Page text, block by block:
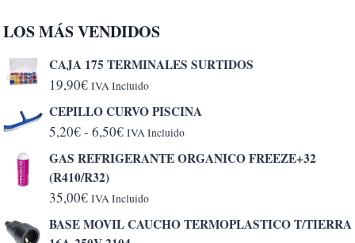
LOS MÁS VENDIDOS
CAJA 175 TERMINALES SURTIDOS
19,90€ IVA Incluido
CEPILLO CURVO PISCINA
5,20€- 6,50€Rango
de
desde
5,20€
hasta
IVA Incluido
GAS REFRIGERANTE ORGANICO FREEZE+32
(R410/R32)
35,00€ IVA Incluido
BASE MOVIL CAUCHO TERMOPLASTICO T/TIERRA